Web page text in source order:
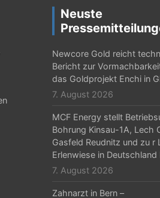
Neuste
Newcore Gold reicht
Bericht zur
das Goldprojekt Enchi in
7. August 2026
MCF Energy stellt
Bohrung Kinsau-1A, Lech
Gasfeld Reudnitz und zu r
Erlenwiese in Deutschland
7. August 2026
Zahnarzt in Bern –